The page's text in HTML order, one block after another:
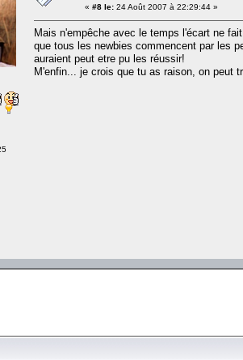
« #8 le: 24 Août 2007 à 22:29:44 »
Mais n'empêche avec le temps l'écart ne
que tous les newbies commencent par les
auraient peut etre pu les réussir!
M'enfin... je crois que tu as raison, on peut